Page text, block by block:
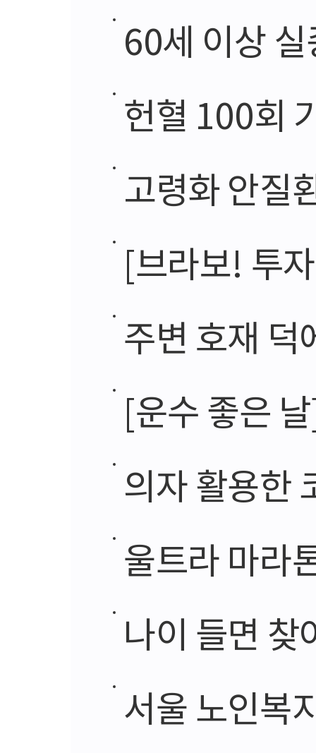
60세 이상
헌혈 100회
고령화 안질
[브라보! 투
주변 호재
[운수 좋은
의자 활용한
울트라 마라
나이 들면
서울 노인복